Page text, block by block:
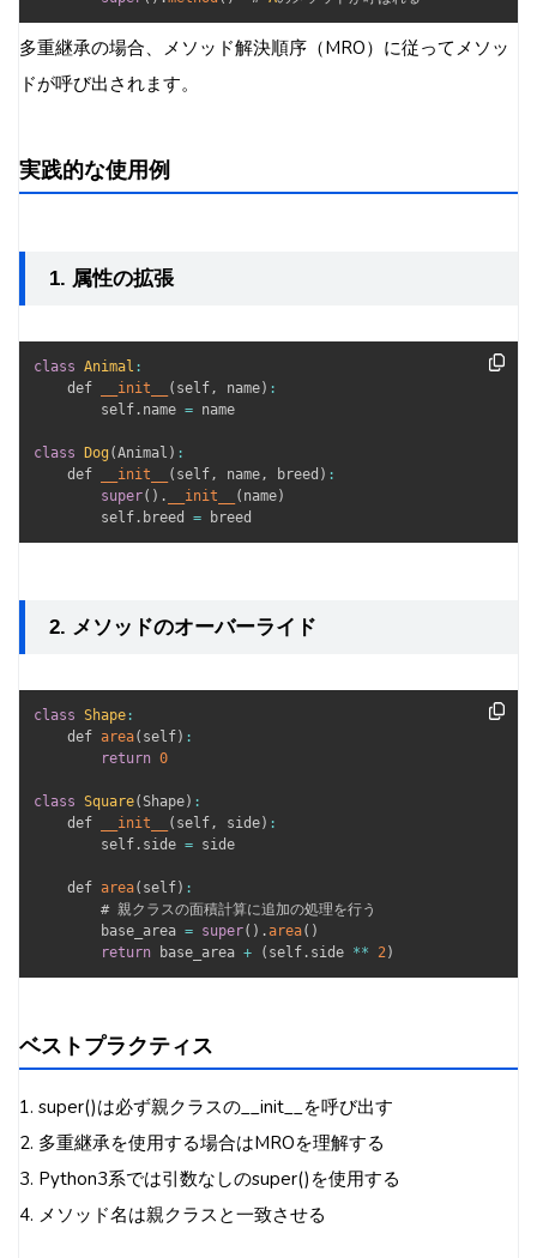
多重継承の場合、メソッド解決順序（MRO）に従ってメソッ
ドが呼び出されます。
実践的な使用例
1. 属性の拡張
class Animal :
    def
__init__ ( self, name) :
        self
. name = name
class Dog (Animal ) :
    def
__init__ ( self, name, breed ) :
super( ) . __init__ ( name)
        self
. breed = breed
2. メソッドのオーバーライド
class Shape :
    def
area( self) :
return 0
class Square( Shape) :
    def
__init__ ( self, side) :
        self
. side = side
    def
area( self) :
        # 親クラスの面積計算に追加の処理を行う
        base_area
= super( ) .area( )
return base_area + ( self . side ** 2)
ベストプラクティス
1. super()は必ず親クラスの__init__を呼び出す
2. 多重継承を使用する場合はMROを理解する
3. Python3系では引数なしのsuper()を使用する
4. メソッド名は親クラスと一致させる